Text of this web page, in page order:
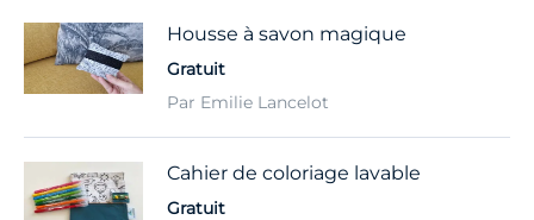
Housse à savon magique
Gratuit
Par Emilie Lancelot
Cahier de coloriage lavable
Gratuit